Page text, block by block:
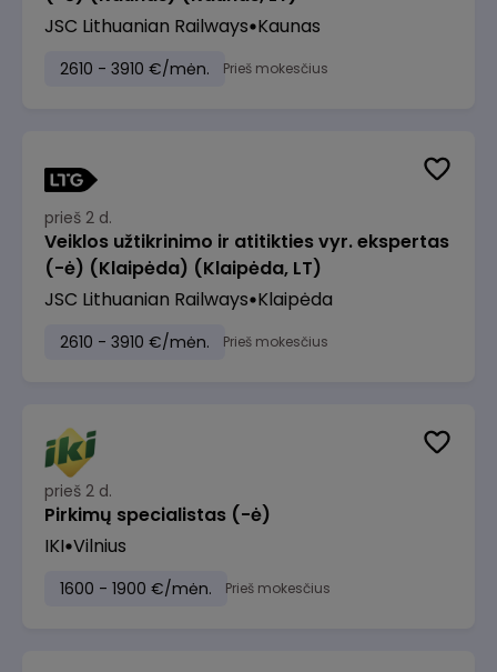
JSC Lithuanian Railways Kaunas
2610 - 3910 €/mėn. Prieš mokesčius
prieš 2 d.
Veiklos užtikrinimo ir atitikties vyr. ekspertas
(-ė) (Klaipėda) (Klaipėda, LT)
JSC Lithuanian Railways Klaipėda
2610 - 3910 €/mėn. Prieš mokesčius
prieš 2 d.
Pirkimų specialistas (-ė)
IKI Vilnius
1600 - 1900 €/mėn. Prieš mokesčius